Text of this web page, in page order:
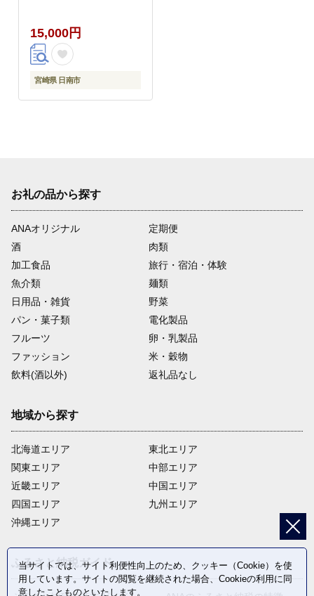
手羽元 おつまみ おかず
晩ご飯 小分け 真空パッ
ク おすすめ お取り寄せ
グルメ おすそ分け 宮崎
15,000円
宮崎県 日南市
お礼の品から探す
ANAオリジナル
定期便
酒
肉類
加工食品
旅行・宿泊・体験
魚介類
麺類
日用品・雑貨
野菜
パン・菓子類
電化製品
フルーツ
卵・乳製品
ファッション
米・穀物
飲料(酒以外)
返礼品なし
地域から探す
北海道エリア
関東エリア
近畿エリア
四国エリア
沖縄エリア
東北エリア
中部エリア
中国エリア
九州エリア
ふるさと納税ガイド
当サイトでは、サイト利便性向上のため、クッキー（Cookie）を使
用しています。サイトの閲覧を継続された場合、Cookieの利用に同
意したことものといたします。